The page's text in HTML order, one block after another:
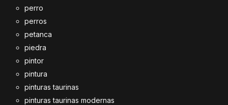
perro
perros
petanca
piedra
pintor
pintura
pinturas taurinas
pinturas taurinas modernas